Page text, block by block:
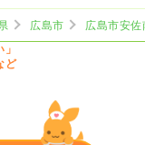
広島市
広島市安佐
ど